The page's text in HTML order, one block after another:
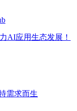
AI应用生态发展！
需求而生